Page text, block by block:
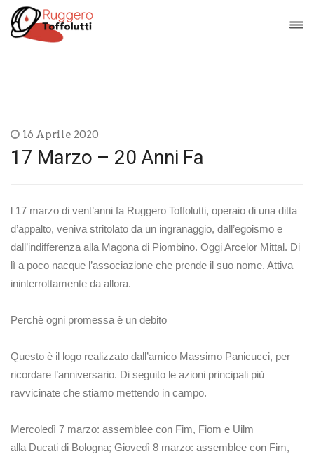
16 Aprile 2020
17 Marzo – 20 Anni Fa
l 17 marzo di vent’anni fa Ruggero Toffolutti, operaio di una ditta
d’appalto, veniva stritolato da un ingranaggio, dall’egoismo e
dall’indifferenza alla Magona di Piombino. Oggi Arcelor Mittal. Di
lì a poco nacque l’associazione che prende il suo nome. Attiva
ininterrottamente da allora.
Perchè ogni promessa è un debito
Questo è il logo realizzato dall’amico Massimo Panicucci, per
ricordare l’anniversario. Di seguito le azioni principali più
ravvicinate che stiamo mettendo in campo.
Mercoledì 7 marzo: assemblee con Fim, Fiom e Uilm
alla Ducati di Bologna; Giovedì 8 marzo: assemblee con Fim,